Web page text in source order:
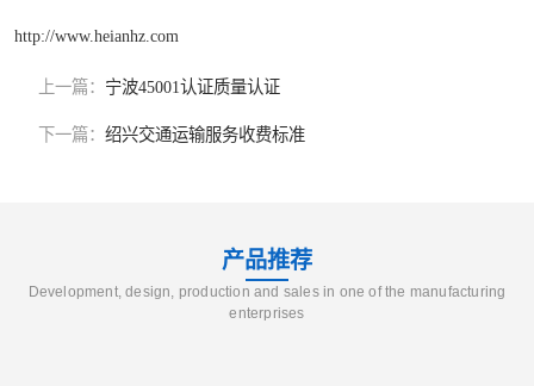
http://www.heianhz.com
上一篇： 宁波45001认证质量认证
下一篇： 绍兴交通运输服务收费标准
产品推荐
Development, design, production and sales in one of the manufacturing
enterprises